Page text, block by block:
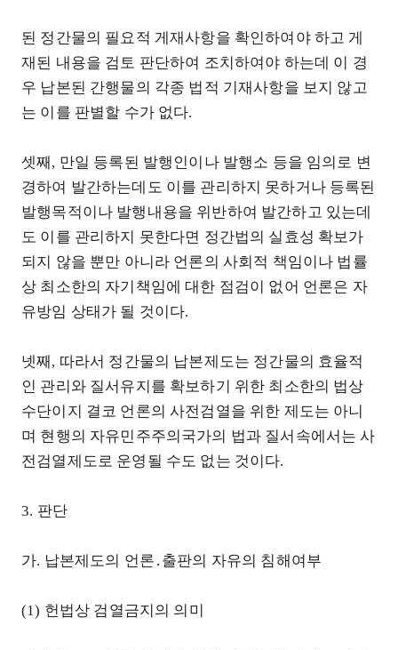
된 정간물의 필요적 게재사항을 확인하여야 하고 게
재된 내용을 검토 판단하여 조치하여야 하는데 이 경
우 납본된 간행물의 각종 법적 기재사항을 보지 않고
는 이를 판별할 수가 없다.
셋째, 만일 등록된 발행인이나 발행소 등을 임의로 변
경하여 발간하는데도 이를 관리하지 못하거나 등록된
발행목적이나 발행내용을 위반하여 발간하고 있는데
도 이를 관리하지 못한다면 정간법의 실효성 확보가
되지 않을 뿐만 아니라 언론의 사회적 책임이나 법률
상 최소한의 자기책임에 대한 점검이 없어 언론은 자
유방임 상태가 될 것이다.
넷째, 따라서 정간물의 납본제도는 정간물의 효율적
인 관리와 질서유지를 확보하기 위한 최소한의 법상
수단이지 결코 언론의 사전검열을 위한 제도는 아니
며 현행의 자유민주주의국가의 법과 질서속에서는 사
전검열제도로 운영될 수도 없는 것이다.
3. 판단
가. 납본제도의 언론․출판의 자유의 침해여부
(1) 헌법상 검열금지의 의미